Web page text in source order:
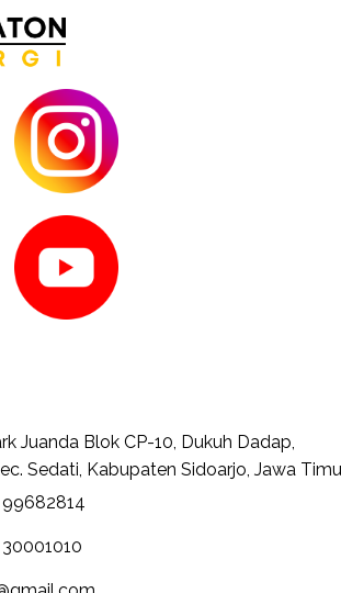
Juanda Blok CP-10, Dukuh Dadap,
Sedati, Kabupaten Sidoarjo, Jawa
99682814